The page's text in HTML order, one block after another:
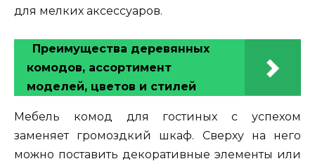
для мелких аксессуаров.
Преимущества деревянных
комодов, ассортимент
моделей, цветов и стилей
Мебель комод для гостиных с успехом
заменяет громоздкий шкаф. Сверху на него
можно поставить декоративные элементы или